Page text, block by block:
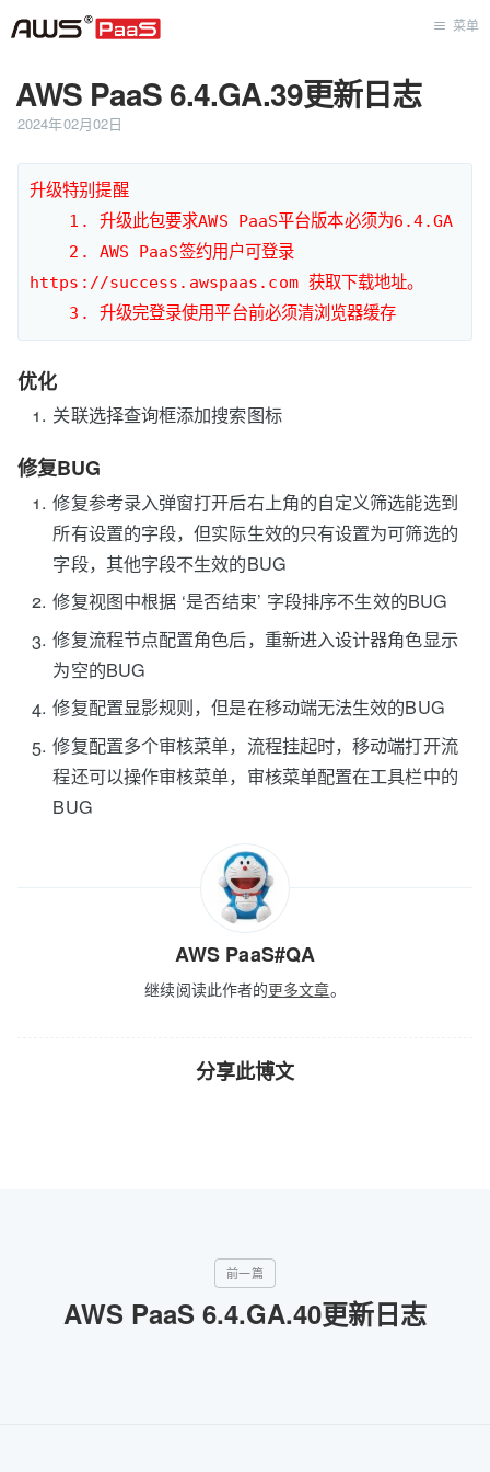
首页
菜单
AWS PaaS 6.4.GA.39更新日志
2024年02月02日
升级特别提醒
https://success.awspaas.com 获取下载地址。
优化
关联选择查询框添加搜索图标
修复BUG
修复参考录入弹窗打开后右上角的自定义筛选能选到
所有设置的字段，但实际生效的只有设置为可筛选的
字段，其他字段不生效的BUG
修复视图中根据 ‘是否结束’ 字段排序不生效的BUG
修复流程节点配置角色后，重新进入设计器角色显示
为空的BUG
修复配置显影规则，但是在移动端无法生效的BUG
修复配置多个审核菜单，流程挂起时，移动端打开流
程还可以操作审核菜单，审核菜单配置在工具栏中的
BUG
AWS PaaS#QA
继续阅读此作者的更多文章。
分享此博文
AWS PaaS 6.4.GA.40更新日志